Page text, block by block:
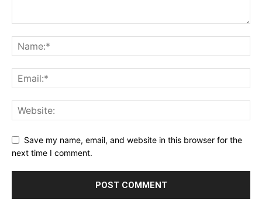
Save my name, email, and website in this browser for the
next time I comment.